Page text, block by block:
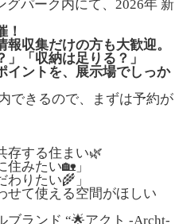
！
収集だけの方も大歓迎。
」「収納は足りる？」
イントを、展示場でしっか
できるので、まずは予約が
存する住まい🌿
住みたい🏡」
わりたい🌾」
せて使える空間がほしい
ブランド “🌟アクト -Archt-